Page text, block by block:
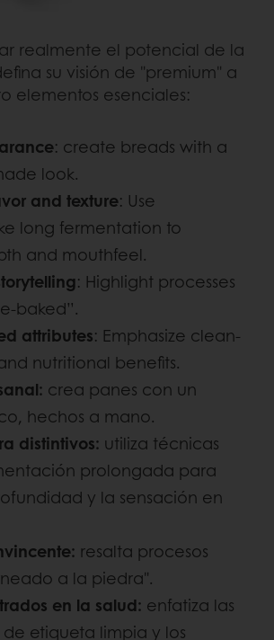
realmente el potencial de la
su visión de "premium" a
elementos esenciales:
: create breads with a
look.
and texture: Use
long fermentation to
and mouthfeel.
: Highlight processes
baked”.
attributes: Emphasize clean-
nutritional benefits.
crea panes con un
hechos a mano.
distintivos: utiliza técnicas
prolongada para
y la sensación en
resalta procesos
a la piedra".
en la salud: enfatiza las
etiqueta limpia y los